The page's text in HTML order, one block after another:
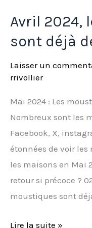
Avril 2024,
sont déjà
Laisser un
rrivollier
Mai 2024 : Les
Nombreux sont les
Facebook, X,
étonnées de voir
les maisons en Mai
retour si précoce ?
moustiques sont
Lire la suite »